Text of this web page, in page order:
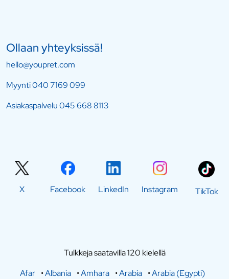
Ollaan yhteyksissä!
hello@youpret.com
Myynti040 7169 099
Asiakaspalvelu045 668 8113
X Facebook LinkedIn Instagram TikTok
Tulkkeja saatavilla 120 kielellä
Afar •Albania •Amhara •Arabia •Arabia (Egypti)